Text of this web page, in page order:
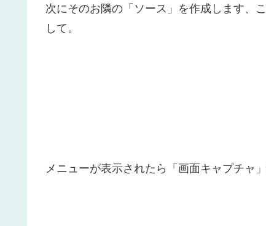
次にそのお隣の「ソース」を作成します、
して。
メニューが表示されたら「画面キャプチャ